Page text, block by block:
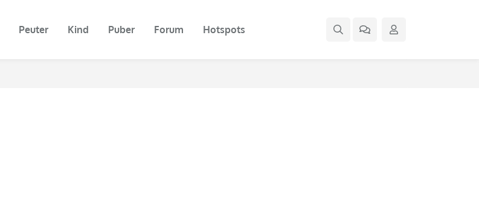
Peuter Kind Puber Forum Hotspots